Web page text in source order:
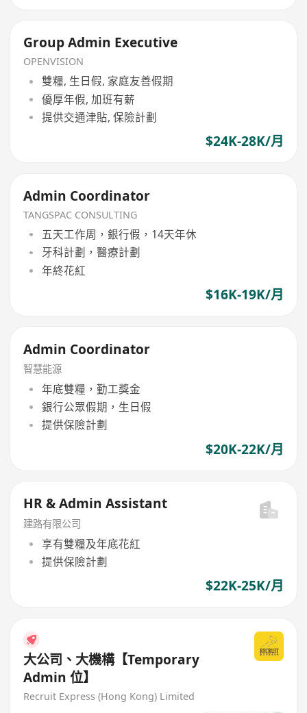
Group Admin Executive
OPENVISION
雙糧, 生日假, 家庭友善假期
優厚年假, 加班有薪
提供交通津貼, 保險計劃
$24K-28K/月
Admin Coordinator
TANGSPAC CONSULTING
五天工作周，銀行假，14天年休
牙科計劃，醫療計劃
年終花紅
$16K-19K/月
Admin Coordinator
智慧能源
年底雙糧，勤工獎金
銀行公眾假期，生日假
提供保險計劃
$20K-22K/月
HR & Admin Assistant
建路有限公司
享有雙糧及年底花紅
提供保險計劃
$22K-25K/月
大公司、大機構【Temporary
Admin 位】
Recruit Express (Hong Kong) Limited